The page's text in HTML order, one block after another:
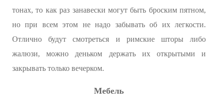
тонах, то как раз занавески могут быть броским пятном,
но при всем этом не надо забывать об их легкости.
Отлично будут смотреться и римские шторы либо
жалюзи, можно деньком держать их открытыми и
закрывать только вечерком.
Мебель